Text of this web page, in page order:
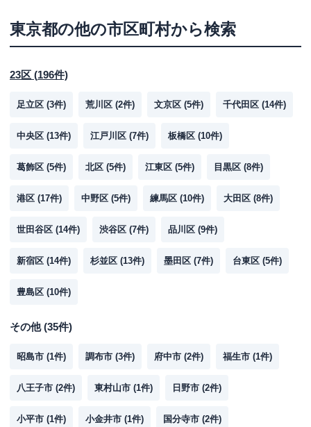
東京都の他の市区町村から検索
23区 (196件)
足立区 (3件) 荒川区 (2件) 文京区 (5件) 千代田区 (14件)
中央区 (13件) 江戸川区 (7件) 板橋区 (10件)
葛飾区 (5件) 北区 (5件) 江東区 (5件) 目黒区 (8件)
港区 (17件) 中野区 (5件) 練馬区 (10件) 大田区 (8件)
世田谷区 (14件) 渋谷区 (7件) 品川区 (9件)
新宿区 (14件) 杉並区 (13件) 墨田区 (7件) 台東区 (5件)
豊島区 (10件)
その他(35件)
昭島市 (1件) 調布市 (3件) 府中市 (2件) 福生市 (1件)
八王子市 (2件) 東村山市 (1件) 日野市 (2件)
小平市 (1件) 小金井市 (1件) 国分寺市 (2件)